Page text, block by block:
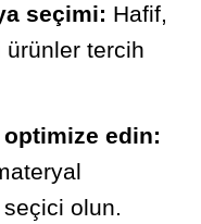
seçimi: Hafif,
ürünler tercih
edin:
olun.